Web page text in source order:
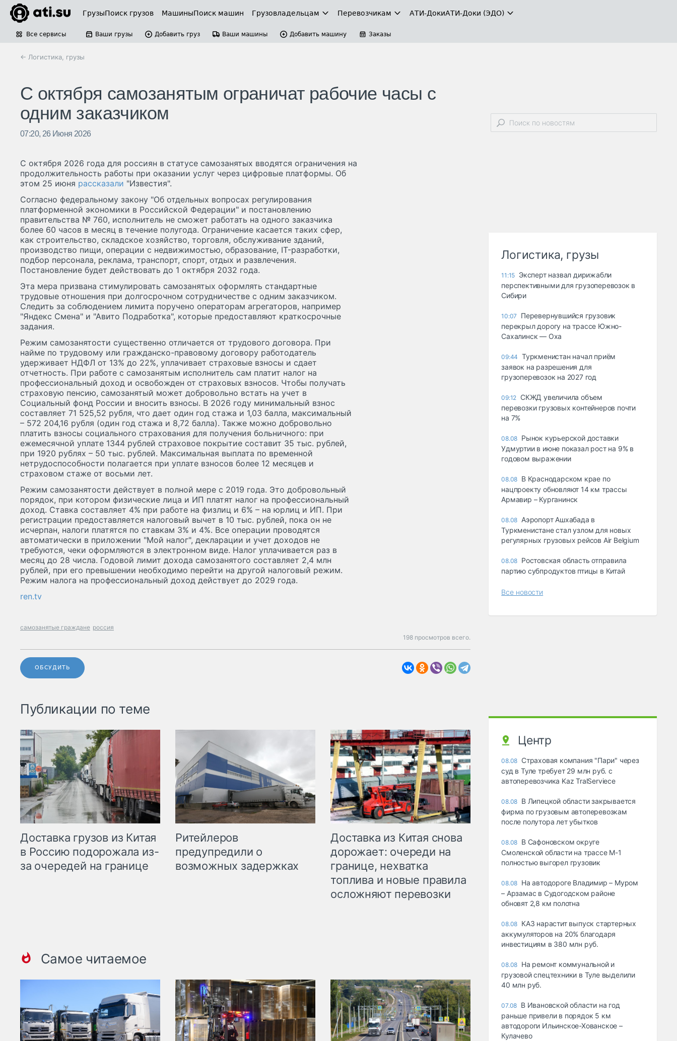
ГрузыПоиск грузов МашиныПоиск машин Грузовладельцам Перевозчикам АТИ-ДокиАТИ-Доки (ЭДО)
Все сервисы Ваши грузы Добавить груз Ваши машины Добавить машину Заказы
← Логистика, грузы
С октября самозанятым ограничат рабочие часы с
одним заказчиком
07:20, 26 Июня 2026
С октября 2026 года для россиян в статусе самозанятых вводятся ограничения на
продолжительность работы при оказании услуг через цифровые платформы. Об
этом 25 июня рассказали "Известия".
Согласно федеральному закону "Об отдельных вопросах регулирования
платформенной экономики в Российской Федерации" и постановлению
правительства № 760, исполнитель не сможет работать на одного заказчика
более 60 часов в месяц в течение полугода. Ограничение касается таких сфер,
как строительство, складское хозяйство, торговля, обслуживание зданий,
производство пищи, операции с недвижимостью, образование, IT-разработки,
подбор персонала, реклама, транспорт, спорт, отдых и развлечения.
Постановление будет действовать до 1 октября 2032 года.
Эта мера призвана стимулировать самозанятых оформлять стандартные
трудовые отношения при долгосрочном сотрудничестве с одним заказчиком.
Следить за соблюдением лимита поручено операторам агрегаторов, например
"Яндекс Смена" и "Авито Подработка", которые предоставляют краткосрочные
задания.
Режим самозанятости существенно отличается от трудового договора. При
найме по трудовому или гражданско-правовому договору работодатель
удерживает НДФЛ от 13% до 22%, уплачивает страховые взносы и сдает
отчетность. При работе с самозанятым исполнитель сам платит налог на
профессиональный доход и освобожден от страховых взносов. Чтобы получать
страховую пенсию, самозанятый может добровольно встать на учет в
Социальный фонд России и вносить взносы. В 2026 году минимальный взнос
составляет 71 525,52 рубля, что дает один год стажа и 1,03 балла, максимальный
– 572 204,16 рубля (один год стажа и 8,72 балла). Также можно добровольно
платить взносы социального страхования для получения больничного: при
ежемесячной уплате 1344 рублей страховое покрытие составит 35 тыс. рублей,
при 1920 рублях – 50 тыс. рублей. Максимальная выплата по временной
нетрудоспособности полагается при уплате взносов более 12 месяцев и
страховом стаже от восьми лет.
Режим самозанятости действует в полной мере с 2019 года. Это добровольный
порядок, при котором физические лица и ИП платят налог на профессиональный
доход. Ставка составляет 4% при работе на физлиц и 6% – на юрлиц и ИП. При
регистрации предоставляется налоговый вычет в 10 тыс. рублей, пока он не
исчерпан, налоги платятся по ставкам 3% и 4%. Все операции проводятся
автоматически в приложении "Мой налог", декларации и учет доходов не
требуются, чеки оформляются в электронном виде. Налог уплачивается раз в
месяц до 28 числа. Годовой лимит дохода самозанятого составляет 2,4 млн
рублей, при его превышении необходимо перейти на другой налоговый режим.
Режим налога на профессиональный доход действует до 2029 года.
ren.tv
самозанятые граждане россия
198 просмотров всего.
ОБСУДИТЬ
Публикации по теме
Доставка грузов из Китая
в Россию подорожала из-
за очередей на границе
Ритейлеров
предупредили о
возможных задержках
Доставка из Китая снова
дорожает: очереди на
границе, нехватка
топлива и новые правила
осложняют перевозки
Самое читаемое
Логистика, грузы
11:15 Эксперт назвал дирижабли
перспективными для грузоперевозок в
Сибири
10:07
Перевернувшийся грузовик
перекрыл дорогу на трассе Южно-
Сахалинск — Оха
09:44
Туркменистан начал приём
заявок на разрешения для
грузоперевозок на 2027 год
09:12 СКЖД увеличила объем
перевозки грузовых контейнеров почти
на 7%
08.08 Рынок курьерской доставки
Удмуртии в июне показал рост на 9% в
годовом выражении
08.08 В Краснодарском крае по
нацпроекту обновляют 14 км трассы
Армавир – Курганинск
08.08 Аэропорт Ашхабада в
Туркменистане стал узлом для новых
регулярных грузовых рейсов Air Belgium
08.08 Ростовская область отправила
партию субпродуктов птицы в Китай
Все новости
Центр
08.08 Страховая компания "Пари" через
суд в Туле требует 29 млн руб. с
автоперевозчика Kaz TralServiece
08.08 В Липецкой области закрывается
фирма по грузовым автоперевозкам
после полутора лет убытков
08.08 В Сафоновском округе
Смоленской области на трассе М-1
полностью выгорел грузовик
08.08 На автодороге Владимир – Муром
– Арзамас в Судогодском районе
обновят 2,8 км полотна
08.08 КАЗ нарастит выпуск стартерных
аккумуляторов на 20% благодаря
инвестициям в 380 млн руб.
08.08 На ремонт коммунальной и
грузовой спецтехники в Туле выделили
40 млн руб.
07.08 В Ивановской области на год
раньше привели в порядок 5 км
автодороги Ильинское-Хованское –
Кулачево